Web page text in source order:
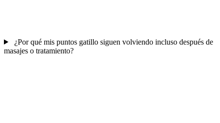
¿Por qué mis puntos gatillo siguen volviendo incluso después de
masajes o tratamiento?